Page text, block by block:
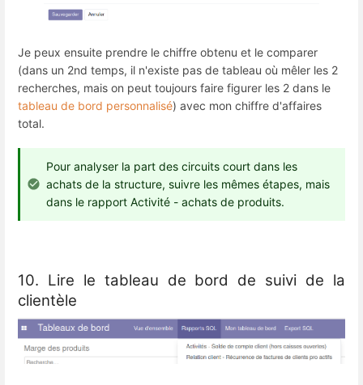
Je peux ensuite prendre le chiffre obtenu et le comparer
(dans un 2nd temps, il n'existe pas de tableau où mêler les 2
recherches, mais on peut toujours faire figurer les 2 dans le
tableau de bord personnalisé) avec mon chiffre d'affaires
total.
Pour analyser la part des circuits court dans les
achats de la structure, suivre les mêmes étapes, mais
dans le rapport Activité - achats de produits.
10. Lire le tableau de bord de suivi de la
clientèle